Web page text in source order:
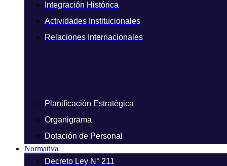
Integración Histórica
Actividades Institucionales
Relaciones Internacionales
Planificación Estratégica
Organigrama
Dotación de Personal
Normativa
Decreto Ley N° 211